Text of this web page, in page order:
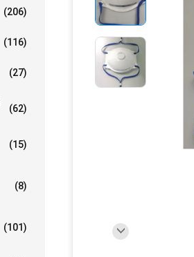
(206)
(116)
(27)
(62)
(15)
(8)
(101)